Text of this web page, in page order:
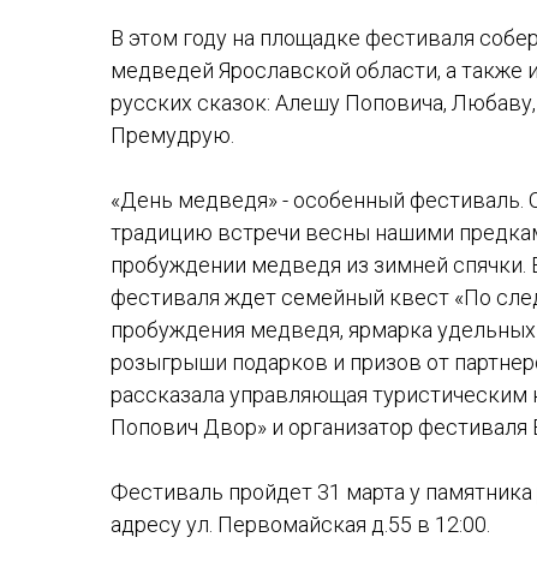
В этом году на площадке фестиваля
медведей Ярославской области, а также
русских сказок: Алешу Поповича,
Премудрую.
«День медведя» - особенный фестиваль.
традицию встречи весны нашими
пробуждении медведя из зимней спячки.
фестиваля ждет семейный квест «По
пробуждения медведя, ярмарка
розыгрыши подарков и призов от
рассказала управляющая
Попович Двор» и организатор фестиваля
Фестиваль пройдет 31 марта у
адресу ул. Первомайская д.55 в 12:00.